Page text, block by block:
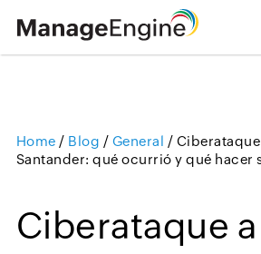
Home / Blog / General /
Santander: qué ocurrió y qué hacer
Ciberataque
Loading ...